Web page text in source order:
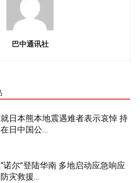
巴中通讯社
日本熊本地震遇难者表示哀悼 持
日中国公...
诺尔”登陆华南 多地启动应急响应
灾救援...